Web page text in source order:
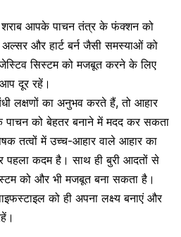
आपके पाचन तंत्र के फंक्शन को
और हार्ट बर्न जैसी समस्याओं को
सिस्टम को मजबूत करने के लिए
दूर रहें।
लक्षणों का अनुभव करते हैं, तो आहार
को बेहतर बनाने में मदद कर सकता
तत्वों में उच्च-आहार वाले आहार का
कदम है। साथ ही बुरी आदतों से
को और भी मजबूत बना सकता है।
को ही अपना लक्ष्य बनाएं और